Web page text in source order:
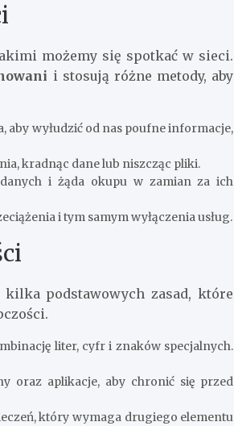
możemy się spotkać w sieci.
i stosują różne metody, aby
aby wyłudzić od nas poufne informacje,
kradnąc dane lub niszcząc pliki.
i żąda okupu w zamian za ich
i tym samym wyłączenia usług.
podstawowych zasad, które
liter, cyfr i znaków specjalnych.
oraz aplikacje, aby chronić się przed
który wymaga drugiego elementu